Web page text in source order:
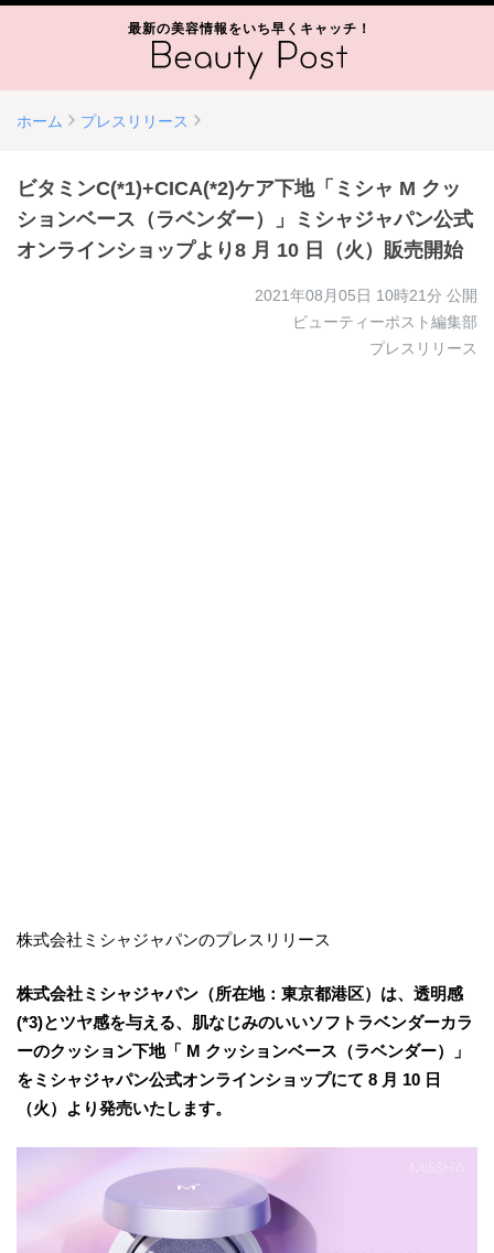
最新の美容情報をいち早くキャッチ！
ホーム プレスリリース
ビタミンC(*1)+CICA(*2)ケア下地「ミシャ M クッ
ションベース（ラベンダー）」ミシャジャパン公式
オンラインショップより8 月 10 日（火）販売開始
2021年08月05日 10時21分 公開
ビューティーポスト編集部
プレスリリース
株式会社ミシャジャパンのプレスリリース
株式会社ミシャジャパン（所在地：東京都港区）は、透明感
(*3)とツヤ感を与える、肌なじみのいいソフトラベンダーカラ
ーのクッション下地「 M クッションベース（ラベンダー）」
をミシャジャパン公式オンラインショップにて 8 月 10 日
（火）より発売いたします。